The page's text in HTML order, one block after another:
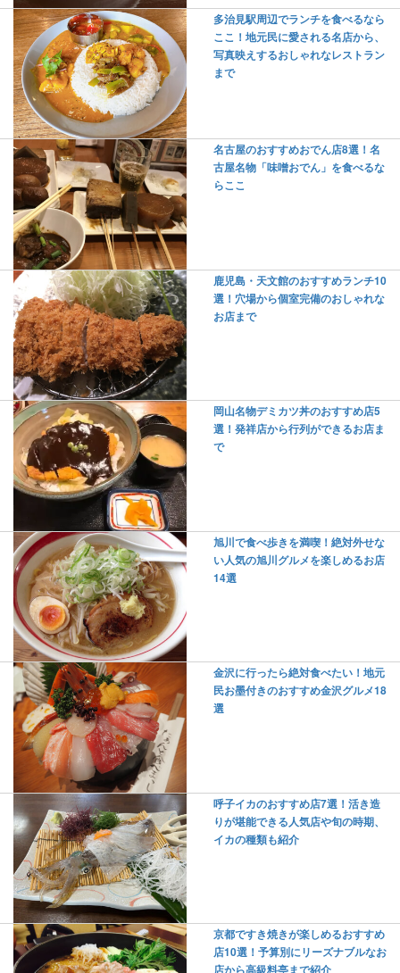
多治見駅周辺でランチを食べるなら
ここ！地元民に愛される名店から、
写真映えするおしゃれなレストラン
まで
名古屋のおすすめおでん店8選！名
古屋名物「味噌おでん」を食べるな
らここ
鹿児島・天文館のおすすめランチ10
選！穴場から個室完備のおしゃれな
お店まで
岡山名物デミカツ丼のおすすめ店5
選！発祥店から行列ができるお店ま
で
旭川で食べ歩きを満喫！絶対外せな
い人気の旭川グルメを楽しめるお店
14選
金沢に行ったら絶対食べたい！地元
民お墨付きのおすすめ金沢グルメ18
選
呼子イカのおすすめ店7選！活き造
りが堪能できる人気店や旬の時期、
イカの種類も紹介
京都ですき焼きが楽しめるおすすめ
店10選！予算別にリーズナブルなお
店から高級料亭まで紹介